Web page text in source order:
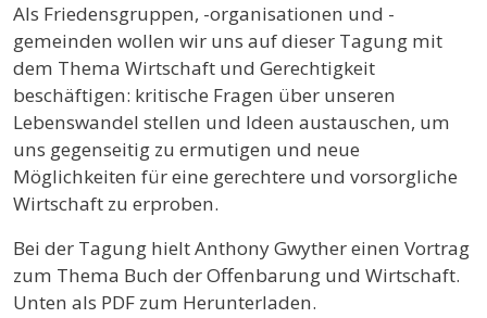
Als Friedensgruppen, -organisationen und -
gemeinden wollen wir uns auf dieser Tagung mit
dem Thema Wirtschaft und Gerechtigkeit
beschäftigen: kritische Fragen über unseren
Lebenswandel stellen und Ideen austauschen, um
uns gegenseitig zu ermutigen und neue
Möglichkeiten für eine gerechtere und vorsorgliche
Wirtschaft zu erproben.
Bei der Tagung hielt Anthony Gwyther einen Vortrag
zum Thema Buch der Offenbarung und Wirtschaft.
Unten als PDF zum Herunterladen.